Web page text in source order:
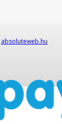
absoluteweb.hu